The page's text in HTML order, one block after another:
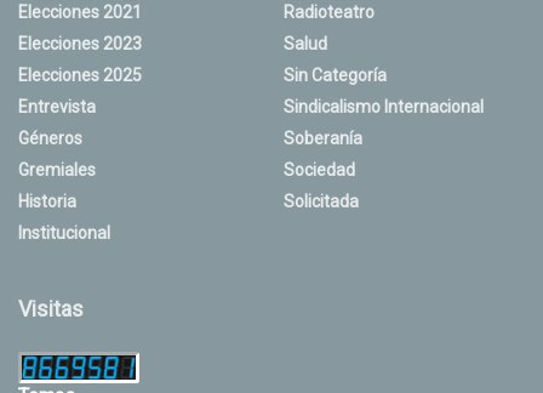
Elecciones 2021
Elecciones 2023
Elecciones 2025
Entrevista
Géneros
Gremiales
Historia
Institucional
Radioteatro
Salud
Sin Categoría
Sindicalismo Internacional
Soberanía
Sociedad
Solicitada
Visitas